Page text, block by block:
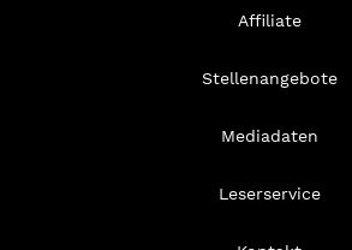
Affiliate
Stellenangebote
Mediadaten
Leserservice